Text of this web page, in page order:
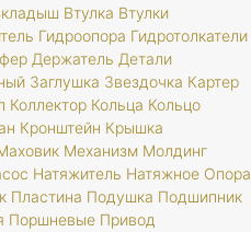
Втулка Втулки
Гидроопора Гидротолкатели
Держатель Детали
Заглушка Звездочка Картер
Коллектор Кольца Кольцо
Кронштейн Крышка
Механизм Молдинг
Натяжитель Натяжное Опора
Пластина Подушка Подшипник
Поршневые Привод